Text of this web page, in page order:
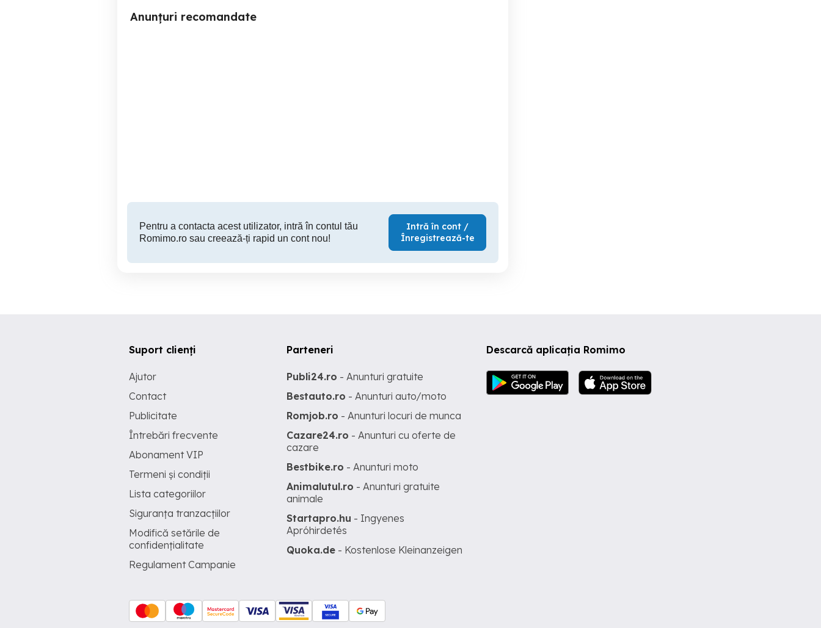
Anunțuri recomandate
Pentru a contacta acest utilizator, intră în contul tău
Romimo.ro sau creează-ți rapid un cont nou!
Intră în cont /
Înregistrează-te
Descarcă aplicația Romimo
Suport clienți
Ajutor
Contact
Publicitate
Întrebări frecvente
Abonament VIP
Termeni și condiții
Lista categoriilor
Siguranța tranzacțiilor
Modifică setările de
confidențialitate
Regulament Campanie
Parteneri
Publi24.ro - Anunturi gratuite
Bestauto.ro - Anunturi auto/moto
Romjob.ro - Anunturi locuri de munca
Cazare24.ro - Anunturi cu oferte de
cazare
Bestbike.ro - Anunturi moto
Animalutul.ro - Anunturi gratuite
animale
Startapro.hu - Ingyenes
Apróhirdetés
Quoka.de - Kostenlose Kleinanzeigen